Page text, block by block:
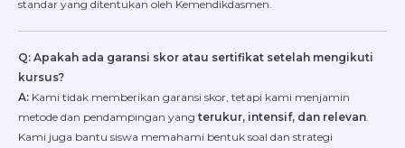
standar yang ditentukan oleh Kemendikdasmen.
Q: Apakah ada garansi skor atau sertifikat setelah mengikuti
kursus?
A: Kami tidak memberikan garansi skor, tetapi kami menjamin
metode dan pendampingan yang terukur, intensif, dan relevan
Kami juga bantu siswa memahami bentuk soal dan strategi